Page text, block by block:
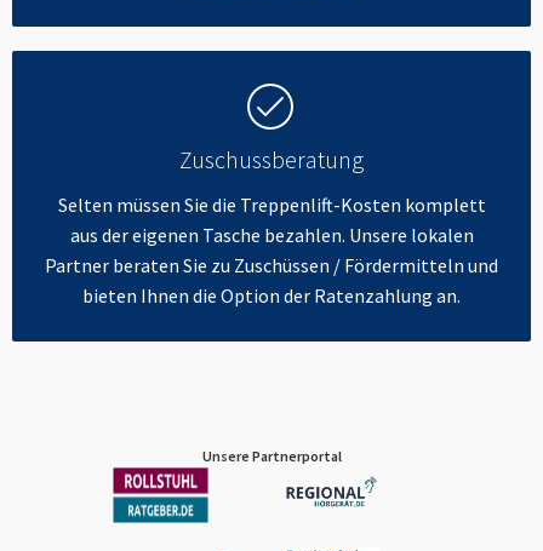
Zuschussberatung
Selten müssen Sie die Treppenlift-Kosten komplett
aus der eigenen Tasche bezahlen. Unsere lokalen
Partner beraten Sie zu Zuschüssen / Fördermitteln und
bieten Ihnen die Option der Ratenzahlung an.
Unsere Partnerportal